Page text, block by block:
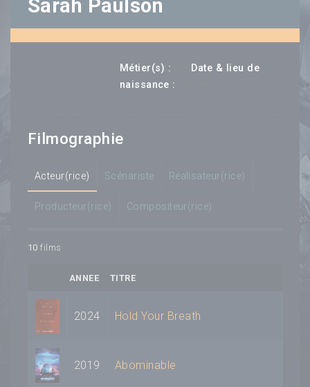
Sarah Paulson
Métier(s) :
Date & lieu de
naissance :
Filmographie
Acteur(rice) Scénariste Réalisateur(rice)
Producteur(rice) Compositeur(rice)
10 films
ANNEE TITRE
2024 Hold Your Breath
2019 Abominable